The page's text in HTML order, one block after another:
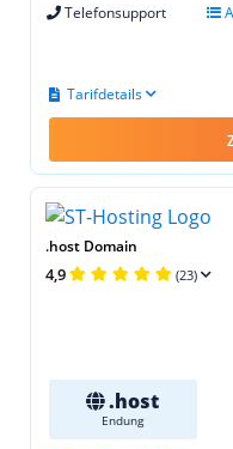
Telefonsupport
Tarifdetails
.host Domain
4,9 (23)
.host
Endung